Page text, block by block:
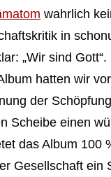
wahrlich
in
„Wir sind
hatten wir
der
Scheibe einen
das Album 100
Gesellschaft